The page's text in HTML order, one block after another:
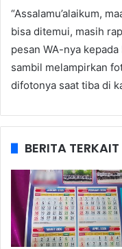
“Assalamu’alaikum,
bisa ditemui, masih
pesan WA-nya
sambil melampirkan
difotonya saat tiba di
BERITA TERKAIT